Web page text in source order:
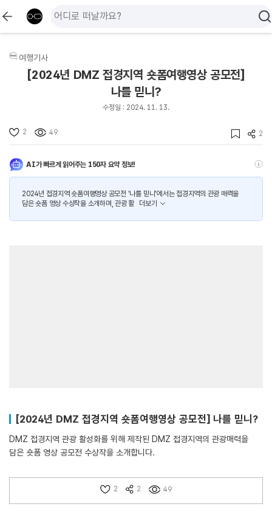
여행기사
[2024년 DMZ 접경지역 숏폼여행영상 공모전]
나를 믿니?
수정일 : 2024. 11. 13.
2 49 2
AI가 빠르게 읽어주는 150자 요약 정보!
2024년 접경지역 숏폼여행영상 공모전 '나를 믿니'에서는 접경지역의 관광 매력을
담은 숏폼 영상 수상작을 소개하며, 관광 활
더보기
[2024년 DMZ 접경지역 숏폼여행영상 공모전] 나를 믿니?
DMZ 접경지역 관광 활성화를 위해 제작된 DMZ 접경지역의 관광매력을
담은 숏폼 영상 공모전 수상작을 소개합니다.
2 2 49